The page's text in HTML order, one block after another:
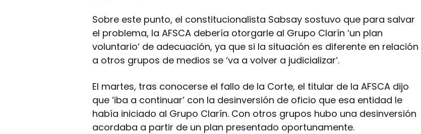
Sobre este punto, el constitucionalista Sabsay sostuvo que para salvar
el problema, la AFSCA debería otorgarle al Grupo Clarín ‘un plan
voluntario‘ de adecuación, ya que si la situación es diferente en relación
a otros grupos de medios se ‘va a volver a judicializar‘.
El martes, tras conocerse el fallo de la Corte, el titular de la AFSCA dijo
que ‘iba a continuar’ con la desinversión de oficio que esa entidad le
había iniciado al Grupo Clarín. Con otros grupos hubo una desinversión
acordaba a partir de un plan presentado oportunamente.